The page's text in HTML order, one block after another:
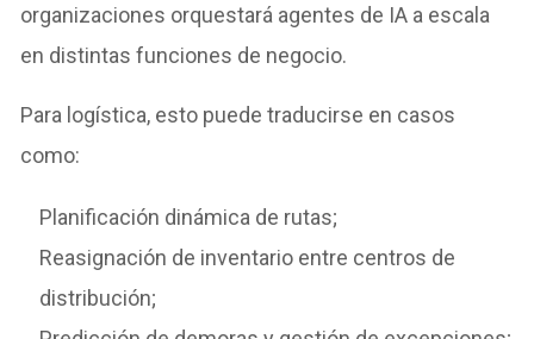
organizaciones orquestará agentes de IA a escala
en distintas funciones de negocio.
Para logística, esto puede traducirse en casos
como:
Planificación dinámica de rutas;
Reasignación de inventario entre centros de
distribución;